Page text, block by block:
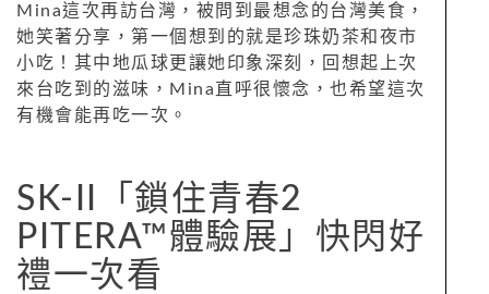
Mina這次再訪台灣，被問到最想念的台灣美食，
她笑著分享，第一個想到的就是珍珠奶茶和夜市
小吃！其中地瓜球更讓她印象深刻，回想起上次
來台吃到的滋味，Mina直呼很懷念，也希望這次
有機會能再吃一次。
SK-II「鎖住青春2
PITERA™體驗展」快閃好
禮一次看